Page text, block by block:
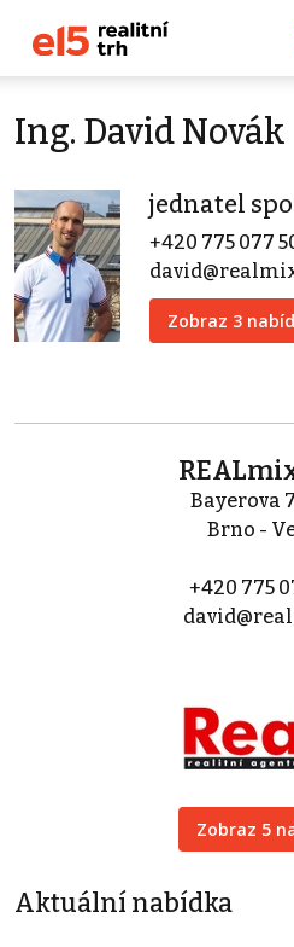
Ing. David Novák
jednatel
+420 775 077
Zobraz 3
Bayerova
Brno -
+420 775
Zobraz 5
Aktuální nabídka